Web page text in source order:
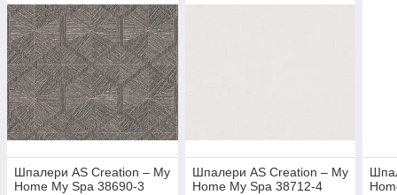
Шпалери AS Creation – My
Home My Spa 38690-3
Шпалери AS Creation – My
Home My Spa 38712-4